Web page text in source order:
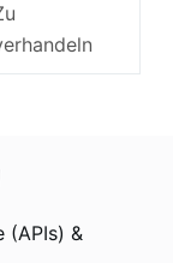
(APIs) &